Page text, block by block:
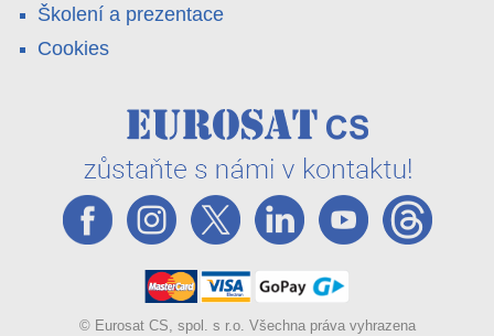
Školení a prezentace
Cookies
© Eurosat CS, spol. s r.o. Všechna práva vyhrazena